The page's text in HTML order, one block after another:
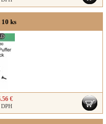
ks
€
DPH